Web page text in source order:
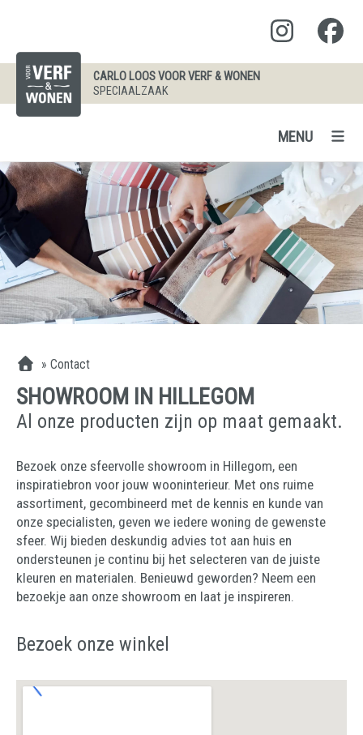
CARLO LOOS VOOR VERF & WONEN
SPECIAALZAAK
MENU
»Contact
SHOWROOM IN HILLEGOM
Al onze producten zijn op maat gemaakt.
Bezoek onze sfeervolle showroom in Hillegom, een
inspiratiebron voor jouw wooninterieur. Met ons ruime
assortiment, gecombineerd met de kennis en kunde van
onze specialisten, geven we iedere woning de gewenste
sfeer. Wij bieden deskundig advies tot aan huis en
ondersteunen je continu bij het selecteren van de juiste
kleuren en materialen. Benieuwd geworden? Neem een
bezoekje aan onze showroom en laat je inspireren.
Bezoek onze winkel